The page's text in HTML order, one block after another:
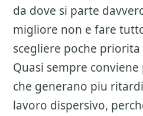
da dove si parte
migliore non e fare
scegliere poche
Quasi sempre
che generano piu
lavoro dispersivo,